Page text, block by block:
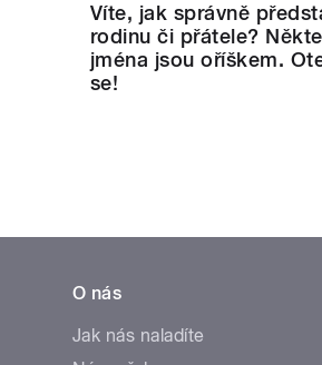
Víte, jak správně
rodinu či přátele?
jména jsou oříškem.
se!
O nás
Jak nás naladíte